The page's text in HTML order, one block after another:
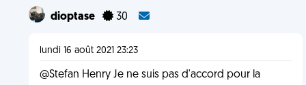
dioptase 30
lundi 16 août 2021 23:23
@Stefan Henry Je ne suis pas d'accord pour la